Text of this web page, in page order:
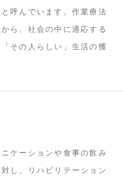
呼んでいます。作業療法
ら、社会の中に適応する
その人らしい」生活の獲
ケーションや食事の飲み
し、リハビリテーション